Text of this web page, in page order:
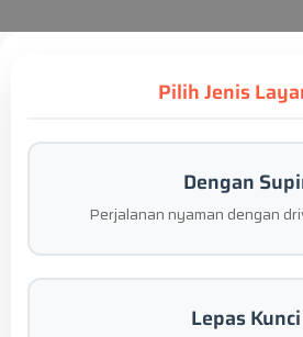
Pilih Jenis
Dengan
Perjalanan nyaman dengan
Lepas Kunci